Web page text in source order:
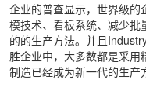
企业的普查显示，世界级
模技术、看板系统、减少
的的生产方法。并且
胜企业中，大多数都是采用
制造已经成为新一代的生产